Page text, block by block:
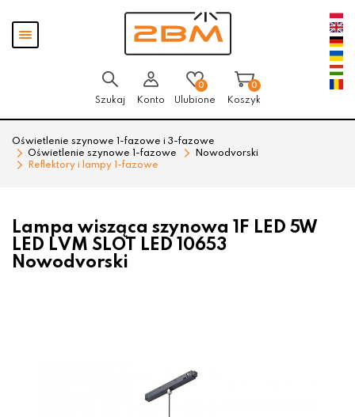
Pokaż
menu
Szukaj Konto
0
Ulubione
0
Koszyk
Oświetlenie szynowe 1-fazowe i 3-fazowe
Oświetlenie szynowe 1-fazowe
Nowodvorski
Reflektory i lampy 1-fazowe
Lampa wisząca szynowa 1F LED 5W
LED LVM SLOT LED 10653
Nowodvorski